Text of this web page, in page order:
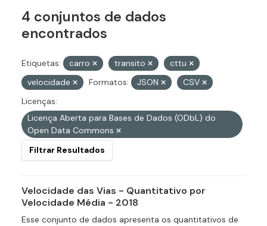
4 conjuntos de dados
encontrados
Etiquetas: carro transito
cttu
velocidade
Formatos: JSON
CSV
Licenças:
Licença Aberta para Bases de Dados (ODbL) do
Open Data Commons
Filtrar Resultados
Velocidade das Vias - Quantitativo por
Velocidade Média - 2018
Esse conjunto de dados apresenta os quantitativos de